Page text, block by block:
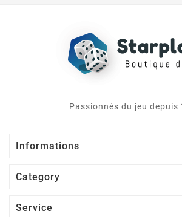
Passionnés du jeu depuis
Informations
Category
Service